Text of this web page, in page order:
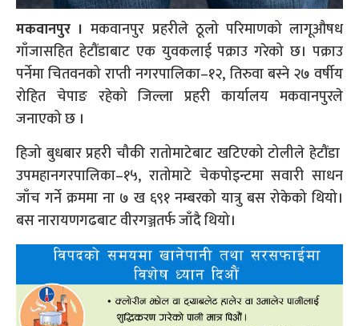
मकवानपुर । मकवानपुर प्रहरीले ठूलो परिमाणको लागूऔषध
गाँजासहित हेटौंडाबाट एक युवकलाई पक्राउ गरेको छ। पक्राउ
पर्नेमा चितवनको राप्ती नगरपालिका–१२, तिरुवा बस्ने २७ वर्षीय
रोहित चेपाङ रहेको जिल्ला प्रहरी कार्यालय मकवानपुरले
जनाएको छ ।
हिजो बुधबार प्रहरी चौकी रातोमाटेबाट खटिएको टोलीले हेटौंडा
उपमहानगरपालिका–१५, रातोमाटे चेकपोइन्टमा सवारी साधन
जाँच गर्ने क्रममा ना ७ ख ६९१ नम्बरको यात्रु बस रोकेको थियो।
बस नारायणगढबाट वीरगञ्जतर्फ जाँदै थियो।